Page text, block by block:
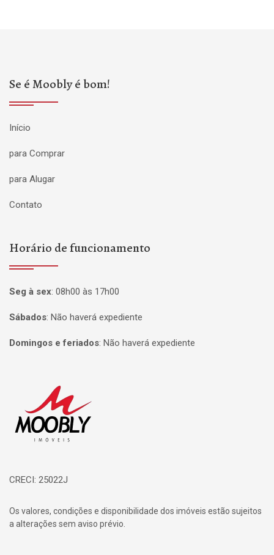
Se é Moobly é bom!
Início
para Comprar
para Alugar
Contato
Horário de funcionamento
Seg à sex: 08h00 às 17h00
Sábados: Não haverá expediente
Domingos e feriados: Não haverá expediente
CRECI: 25022J
Os valores, condições e disponibilidade dos imóveis estão sujeitos
a alterações sem aviso prévio.